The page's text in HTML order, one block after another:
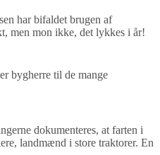
har bifaldet brugen af
men mon ikke, det lykkes i år!
bygherre til de mange
dokumenteres, at farten i
landmænd i store traktorer. En